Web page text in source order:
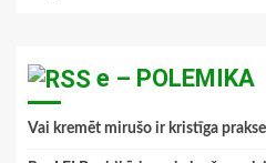
e – POLEMIKA
Vai kremēt mirušo ir kristīga